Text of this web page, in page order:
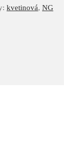
kvetinová, NG